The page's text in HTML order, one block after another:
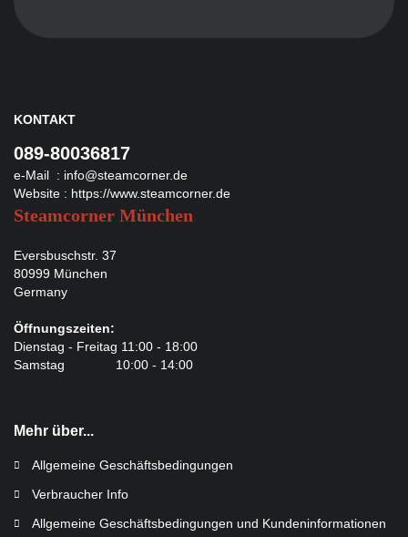
KONTAKT
089-80036817
e-Mail : info@steamcorner.de
Website : https://www.steamcorner.de
Steamcorner München
Eversbuschstr. 37
80999 München
Germany
Öffnungszeiten:
Dienstag - Freitag 11:00 - 18:00
Samstag 10:00 - 14:00
Mehr über...
Allgemeine Geschäftsbedingungen
Verbraucher Info
Allgemeine Geschäftsbedingungen und Kundeninformationen